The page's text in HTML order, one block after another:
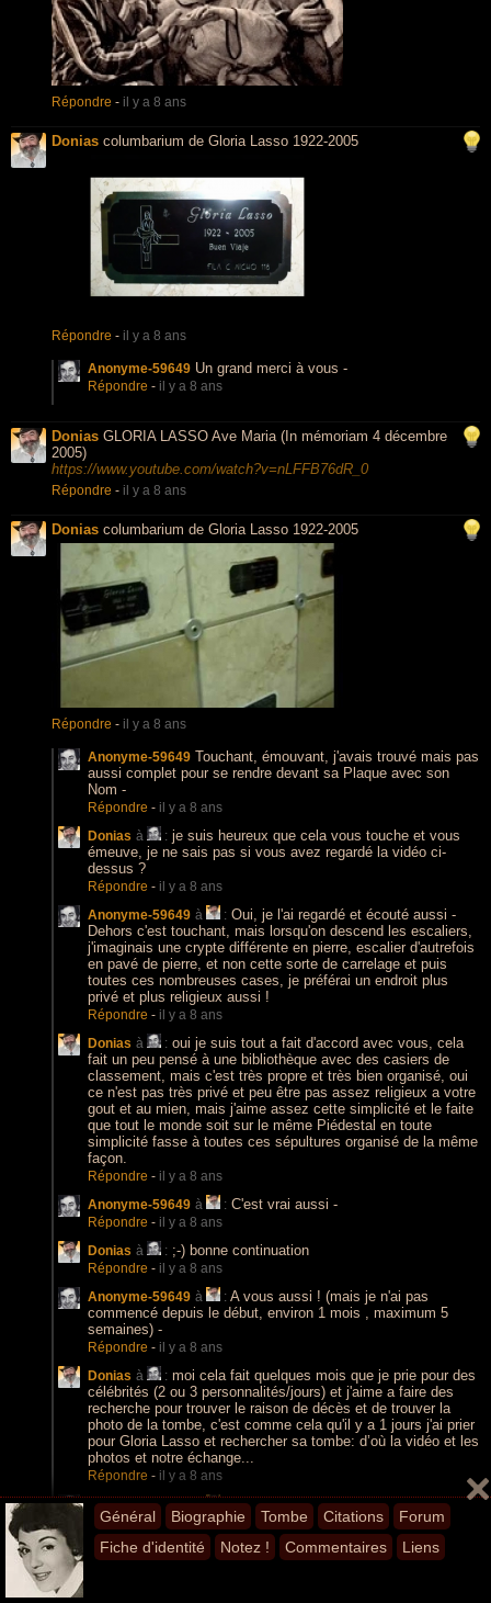
Général Biographie Tombe Citations
Forum
Fiche d'identité
Notez ! Commentaires Liens
Répondre - il y a 8 ans
Donias columbarium de Gloria Lasso 1922-2005
Répondre - il y a 8 ans
Anonyme-59649 Un grand merci à vous -
Répondre - il y a 8 ans
Donias GLORIA LASSO Ave Maria (In mémoriam 4 décembre
2005)
https://www.youtube.com/watch?v=nLFFB76dR_0
Répondre - il y a 8 ans
Donias columbarium de Gloria Lasso 1922-2005
Répondre - il y a 8 ans
Anonyme-59649 Touchant, émouvant, j'avais trouvé mais pas
aussi complet pour se rendre devant sa Plaque avec son
Nom -
Répondre - il y a 8 ans
Donias à : je suis heureux que cela vous touche et vous
émeuve, je ne sais pas si vous avez regardé la vidéo ci-
dessus ?
Répondre - il y a 8 ans
Anonyme-59649 à : Oui, je l'ai regardé et écouté aussi -
Dehors c'est touchant, mais lorsqu'on descend les escaliers,
j'imaginais une crypte différente en pierre, escalier d'autrefois
en pavé de pierre, et non cette sorte de carrelage et puis
toutes ces nombreuses cases, je préférai un endroit plus
privé et plus religieux aussi !
Répondre - il y a 8 ans
Donias à : oui je suis tout a fait d'accord avec vous, cela
fait un peu pensé à une bibliothèque avec des casiers de
classement, mais c'est très propre et très bien organisé, oui
ce n'est pas très privé et peu être pas assez religieux a votre
gout et au mien, mais j'aime assez cette simplicité et le faite
que tout le monde soit sur le même Piédestal en toute
simplicité fasse à toutes ces sépultures organisé de la même
façon.
Répondre - il y a 8 ans
Anonyme-59649 à : C'est vrai aussi -
Répondre - il y a 8 ans
Donias à : ;-) bonne continuation
Répondre - il y a 8 ans
Anonyme-59649 à : A vous aussi ! (mais je n'ai pas
commencé depuis le début, environ 1 mois , maximum 5
semaines) -
Répondre - il y a 8 ans
Donias à : moi cela fait quelques mois que je prie pour des
célébrités (2 ou 3 personnalités/jours) et j'aime a faire des
recherche pour trouver le raison de décès et de trouver la
photo de la tombe, c'est comme cela qu'il y a 1 jours j'ai prier
pour Gloria Lasso et rechercher sa tombe: d’où la vidéo et les
photos et notre échange...
Répondre - il y a 8 ans
Anonyme-59649 à :OK ! avec internet qui ressemble entre
parenthèses à un gros dictionnaire, faire des recherches, je le
fait également !
Répondre-il y a 8 ans